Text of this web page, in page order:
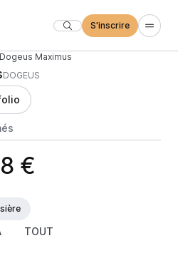
S'inscrire
Dogeus Maximus
DOGEUS
€
TOUT